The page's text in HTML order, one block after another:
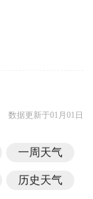
数据更新于01月01日
一周天气
历史天气